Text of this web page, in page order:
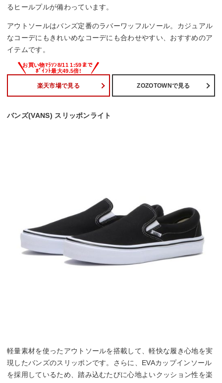
るヒールプルが備わっています。
アウトソールはバンズ定番のラバーワッフルソール。カジュアル
なコーデにもきれいめなコーデにも合わせやすい、おすすめのア
イテムです。
楽天市場で見る ZOZOTOWNで見る
バンズ(VANS) スリッポンライト
軽量素材を使ったアウトソールを搭載して、軽快な履き心地を実
現したバンズのスリッポンです。さらに、EVAカップインソール
を採用しているため、踏み込むたびに心地よいクッション性を楽